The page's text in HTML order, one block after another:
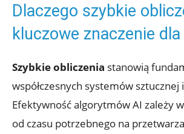
Dlaczego szybkie
kluczowe znaczenie dla
Szybkie obliczenia stanowią
współczesnych systemów sztucznej
Efektywność algorytmów AI zależy
od czasu potrzebnego na